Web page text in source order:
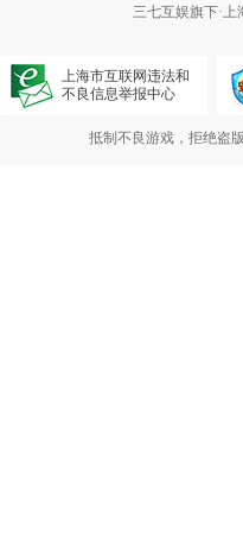
三七互娱旗下·上
上海市互联网违法和
不良信息举报中心
抵制不良游戏，拒绝盗